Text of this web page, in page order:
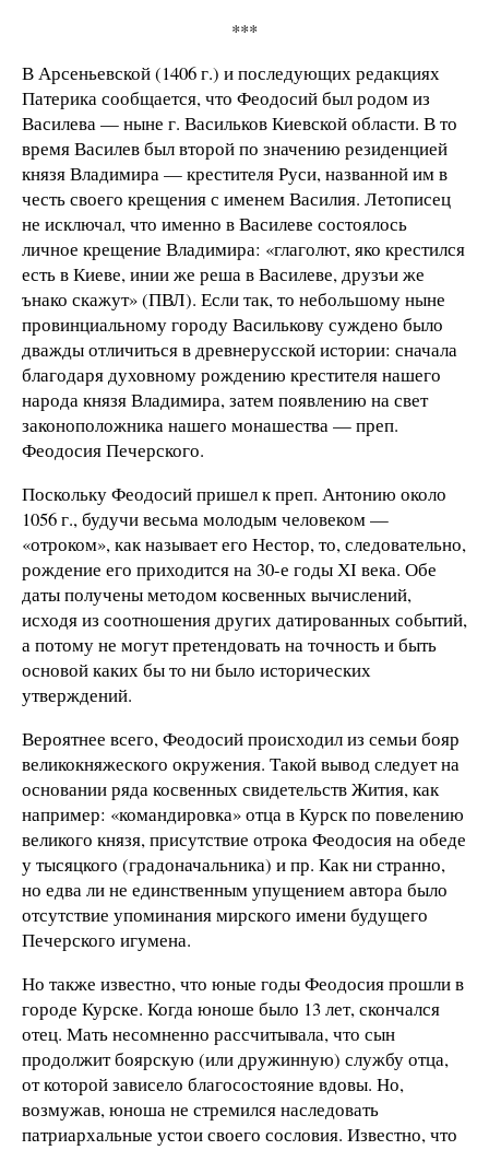
***
В Арсеньевской (1406 г.) и последующих редакциях
Патерика сообщается, что Феодосий был родом из
Василева — ныне г. Васильков Киевской области. В то
время Василев был второй по значению резиденцией
князя Владимира — крестителя Руси, названной им в
честь своего крещения с именем Василия. Летописец
не исключал, что именно в Василеве состоялось
личное крещение Владимира: «глаголют, яко крестился
есть в Киеве, инии же реша в Василеве, друзъи же
ънако скажут» (ПВЛ). Если так, то небольшому ныне
провинциальному городу Василькову суждено было
дважды отличиться в древнерусской истории: сначала
благодаря духовному рождению крестителя нашего
народа князя Владимира, затем появлению на свет
законоположника нашего монашества — преп.
Феодосия Печерского.
Поскольку Феодосий пришел к преп. Антонию около
1056 г., будучи весьма молодым человеком —
«отроком», как называет его Нестор, то, следовательно,
рождение его приходится на 30-е годы ХІ века. Обе
даты получены методом косвенных вычислений,
исходя из соотношения других датированных событий,
а потому не могут претендовать на точность и быть
основой каких бы то ни было исторических
утверждений.
Вероятнее всего, Феодосий происходил из семьи бояр
великокняжеского окружения. Такой вывод следует на
основании ряда косвенных свидетельств Жития, как
например: «командировка» отца в Курск по повелению
великого князя, присутствие отрока Феодосия на обеде
у тысяцкого (градоначальника) и пр. Как ни странно,
но едва ли не единственным упущением автора было
отсутствие упоминания мирского имени будущего
Печерского игумена.
Но также известно, что юные годы Феодосия прошли в
городе Курске. Когда юноше было 13 лет, скончался
отец. Мать несомненно рассчитывала, что сын
продолжит боярскую (или дружинную) службу отца,
от которой зависело благосостояние вдовы. Но,
возмужав, юноша не стремился наследовать
патриархальные устои своего сословия. Известно, что